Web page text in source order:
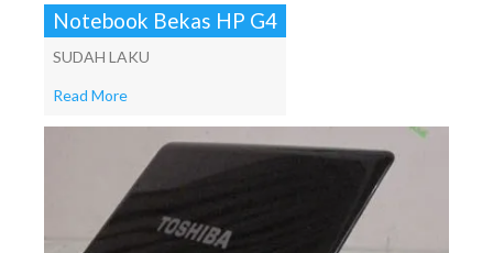
Notebook Bekas HP G4
SUDAH LAKU
Read More